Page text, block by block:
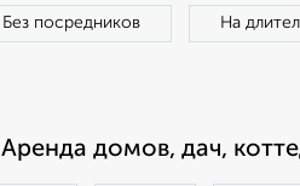
Без посредников На
Аренда домов, дач,